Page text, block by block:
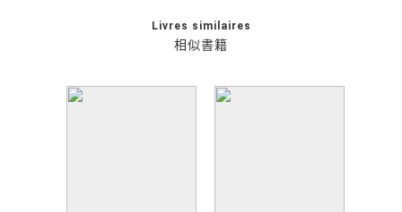
相似書籍
Livres similaires